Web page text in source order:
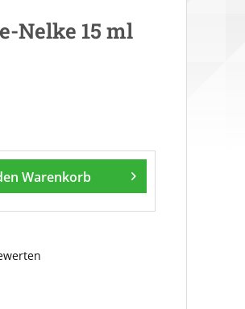
Nelke 15 ml
Warenkorb